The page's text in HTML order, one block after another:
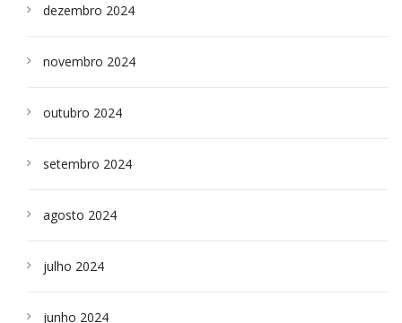
dezembro 2024
novembro 2024
outubro 2024
setembro 2024
agosto 2024
julho 2024
junho 2024